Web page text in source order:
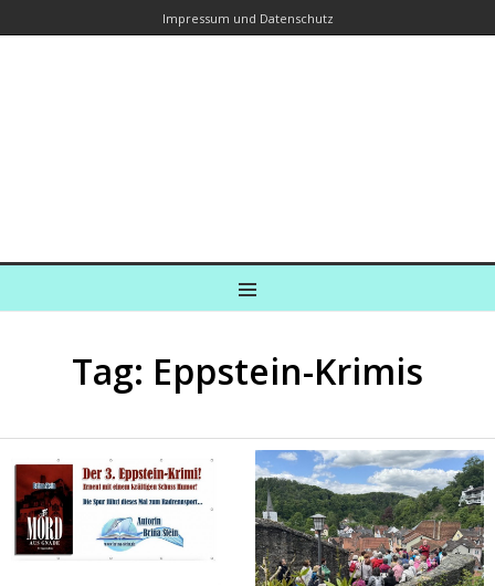
Impressum und Datenschutz
MENU
Tag: Eppstein-Krimis